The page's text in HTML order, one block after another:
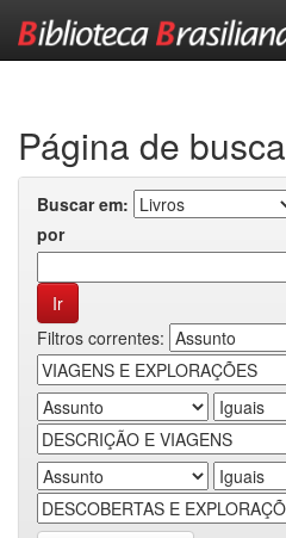
Página de busca
Buscar em:
por
Filtros correntes: